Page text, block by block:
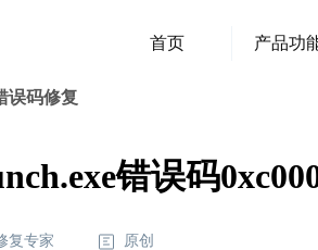
首页 产品功
误码修复
错误码
复专家 原创